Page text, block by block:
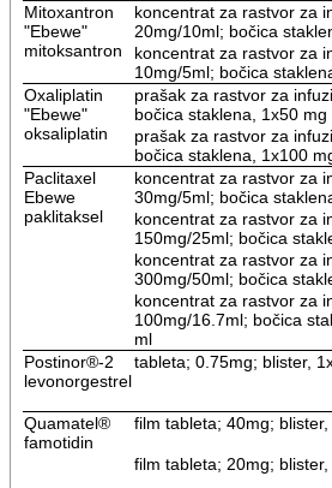
Mitoxantron
"Ebewe"
mitoksantron
koncentrat za rastvor za
20mg/10ml; bočica
koncentrat za rastvor za
10mg/5ml; bočica
Oxaliplatin
"Ebewe"
oksaliplatin
prašak za rastvor za
bočica staklena, 1x50 mg
prašak za rastvor za
bočica staklena, 1x100
Paclitaxel
Ebewe
paklitaksel
koncentrat za rastvor za
30mg/5ml; bočica
koncentrat za rastvor za
150mg/25ml; bočica
koncentrat za rastvor za
300mg/50ml; bočica
koncentrat za rastvor za
100mg/16.7ml; bočica
ml
Postinor®-2
levonorgestrel
tableta; 0.75mg; blister,
Quamatel®
famotidin
film tableta; 40mg;
film tableta; 20mg;